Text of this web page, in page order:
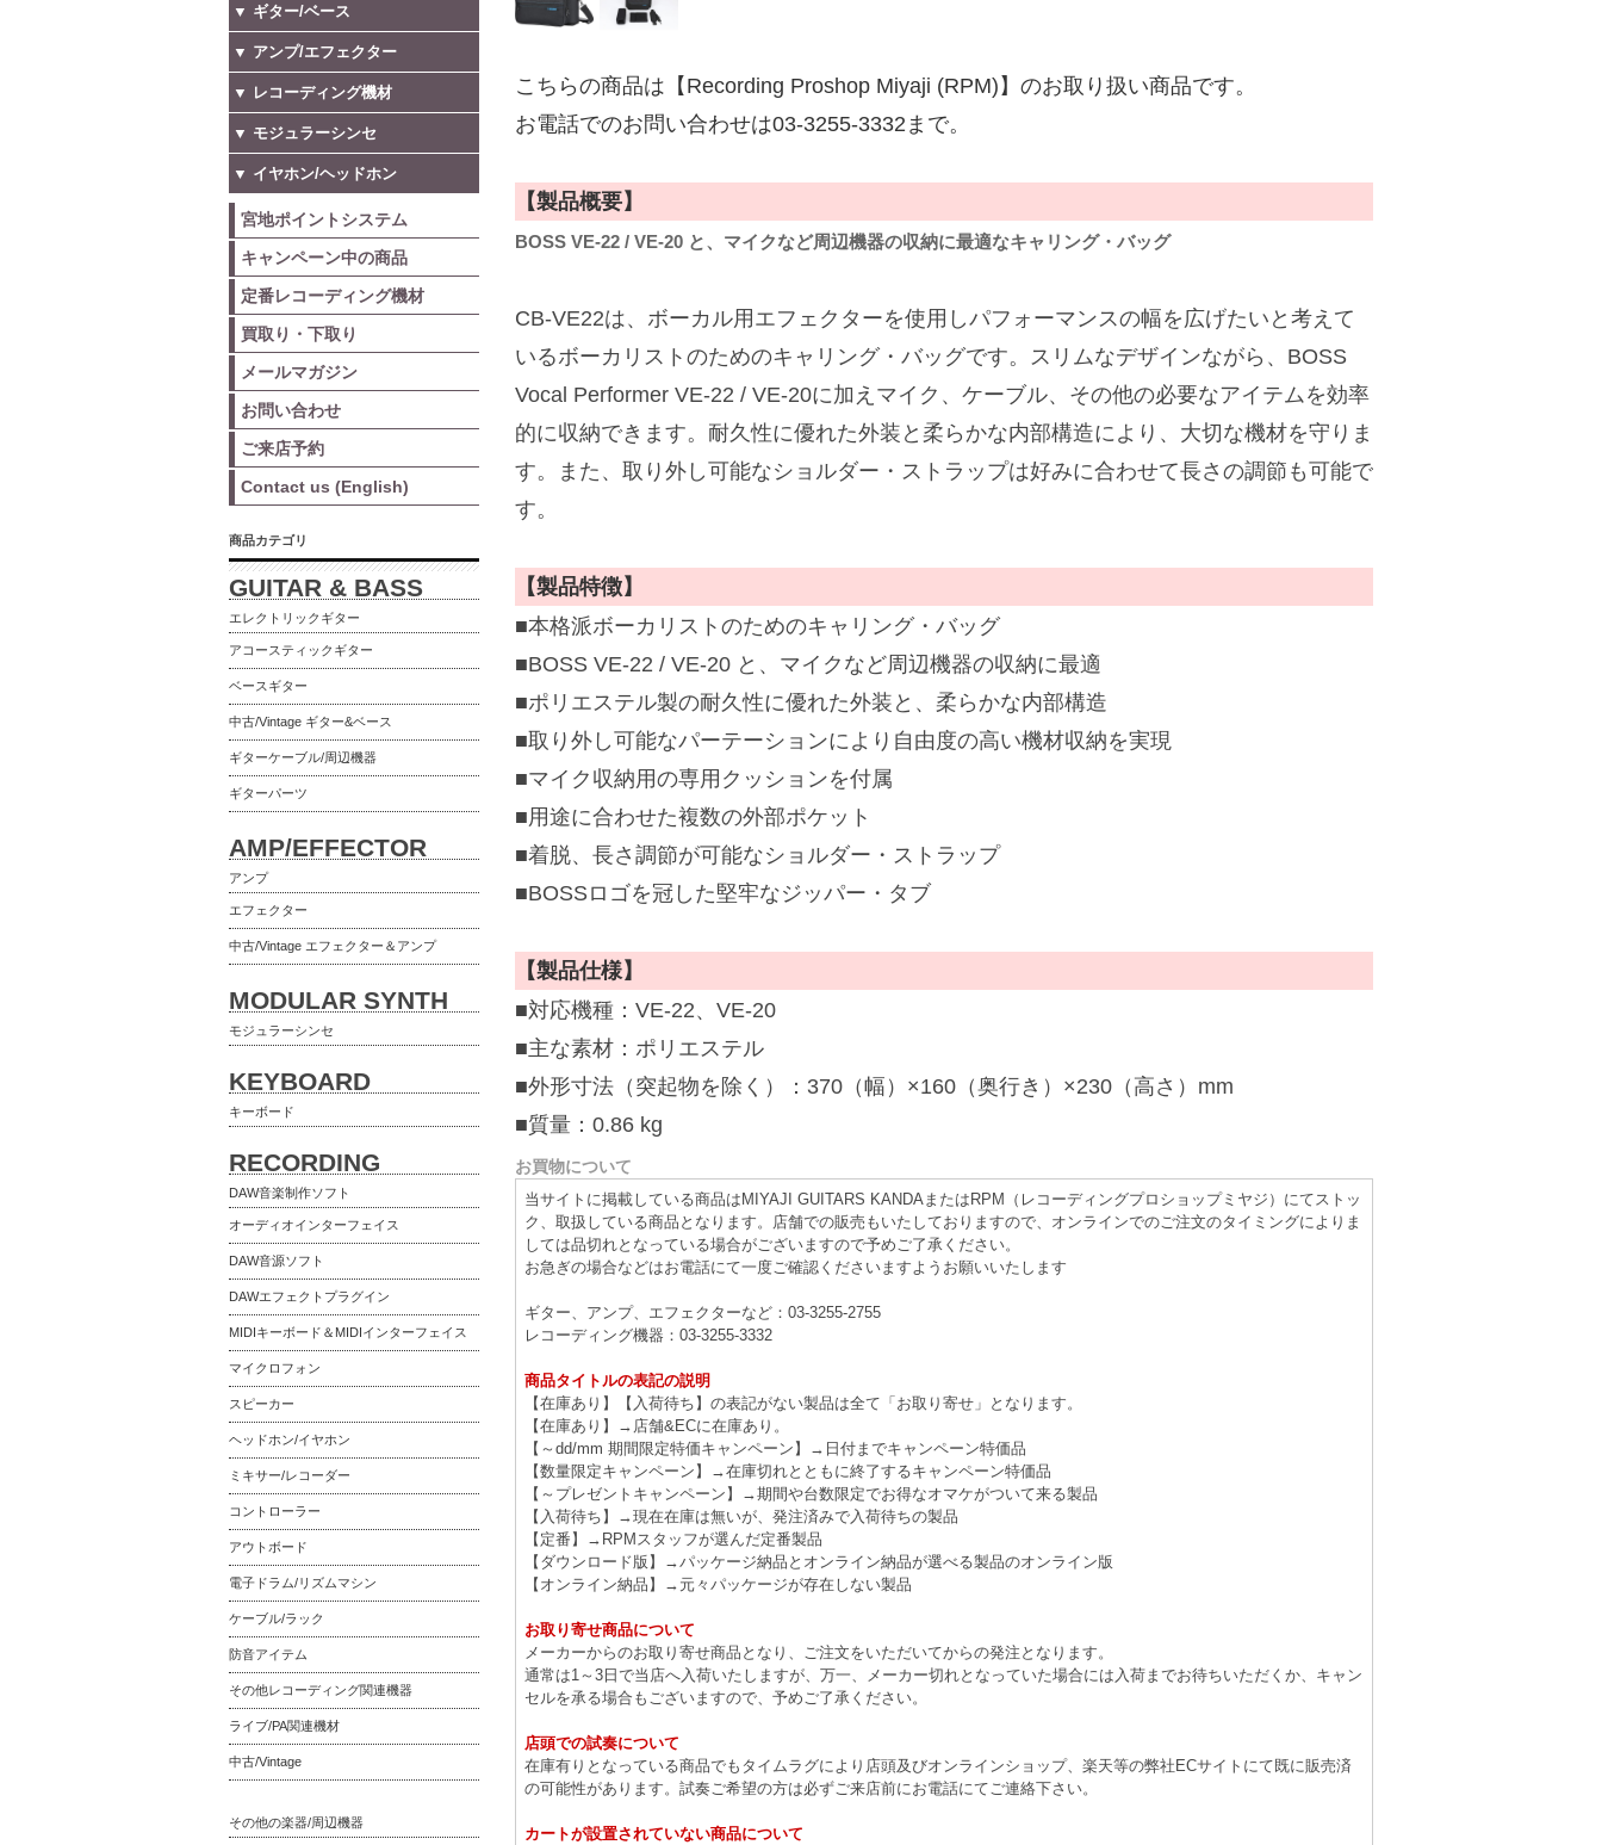
こちらの商品は【Recording Proshop Miyaji (RPM)】のお取り扱い商品です。
お電話でのお問い合わせは03-3255-3332まで。
【製品概要】
BOSS VE-22 / VE-20 と、マイクなど周辺機器の収納に最適なキャリング・バッグ
CB-VE22は、ボーカル用エフェクターを使用しパフォーマンスの幅を広げたいと考えて
いるボーカリストのためのキャリング・バッグです。スリムなデザインながら、BOSS
Vocal Performer VE-22 / VE-20に加えマイク、ケーブル、その他の必要なアイテムを効率
的に収納できます。耐久性に優れた外装と柔らかな内部構造により、大切な機材を守りま
す。また、取り外し可能なショルダー・ストラップは好みに合わせて長さの調節も可能で
す。
【製品特徴】
■本格派ボーカリストのためのキャリング・バッグ
■BOSS VE-22 / VE-20 と、マイクなど周辺機器の収納に最適
■ポリエステル製の耐久性に優れた外装と、柔らかな内部構造
■取り外し可能なパーテーションにより自由度の高い機材収納を実現
■マイク収納用の専用クッションを付属
■用途に合わせた複数の外部ポケット
■着脱、長さ調節が可能なショルダー・ストラップ
■BOSSロゴを冠した堅牢なジッパー・タブ
【製品仕様】
■対応機種：VE-22、VE-20
■主な素材：ポリエステル
■外形寸法（突起物を除く）：370（幅）×160（奥行き）×230（高さ）mm
■質量：0.86 kg
お買物について
当サイトに掲載している商品はMIYAJI GUITARS KANDAまたはRPM（レコーディングプロショップミヤジ）にてストッ
ク、取扱している商品となります。店舗での販売もいたしておりますので、オンラインでのご注文のタイミングによりま
しては品切れとなっている場合がございますので予めご了承ください。
お急ぎの場合などはお電話にて一度ご確認くださいますようお願いいたします
ギター、アンプ、エフェクターなど：03-3255-2755
レコーディング機器：03-3255-3332
商品タイトルの表記の説明
【在庫あり】【入荷待ち】の表記がない製品は全て「お取り寄せ」となります。
【在庫あり】→店舗&ECに在庫あり。
【～dd/mm 期間限定特価キャンペーン】→日付までキャンペーン特価品
【数量限定キャンペーン】→在庫切れとともに終了するキャンペーン特価品
【～プレゼントキャンペーン】→期間や台数限定でお得なオマケがついて来る製品
【入荷待ち】→現在在庫は無いが、発注済みで入荷待ちの製品
【定番】→RPMスタッフが選んだ定番製品
【ダウンロード版】→パッケージ納品とオンライン納品が選べる製品のオンライン版
【オンライン納品】→元々パッケージが存在しない製品
お取り寄せ商品について
メーカーからのお取り寄せ商品となり、ご注文をいただいてからの発注となります。
通常は1～3日で当店へ入荷いたしますが、万一、メーカー切れとなっていた場合には入荷までお待ちいただくか、キャン
セルを承る場合もございますので、予めご了承ください。
店頭での試奏について
在庫有りとなっている商品でもタイムラグにより店頭及びオンラインショップ、楽天等の弊社ECサイトにて既に販売済
の可能性があります。試奏ご希望の方は必ずご来店前にお電話にてご連絡下さい。
カートが設置されていない商品について
▼ ギター/ベース
▼ アンプ/エフェクター
▼ レコーディング機材
▼ モジュラーシンセ
▼ イヤホン/ヘッドホン
宮地ポイントシステム
キャンペーン中の商品
定番レコーディング機材
買取り・下取り
メールマガジン
お問い合わせ
ご来店予約
Contact us (English)
商品カテゴリ
GUITAR & BASS
エレクトリックギター
アコースティックギター
ベースギター
中古/Vintage ギター&ベース
ギターケーブル/周辺機器
ギターパーツ
AMP/EFFECTOR
アンプ
エフェクター
中古/Vintage エフェクター＆アンプ
MODULAR SYNTH
モジュラーシンセ
KEYBOARD
キーボード
RECORDING
DAW音楽制作ソフト
オーディオインターフェイス
DAW音源ソフト
DAWエフェクトプラグイン
MIDIキーボード＆MIDIインターフェイス
マイクロフォン
スピーカー
ヘッドホン/イヤホン
ミキサー/レコーダー
コントローラー
アウトボード
電子ドラム/リズムマシン
ケーブル/ラック
防音アイテム
その他レコーディング関連機器
ライブ/PA関連機材
中古/Vintage
その他の楽器/周辺機器